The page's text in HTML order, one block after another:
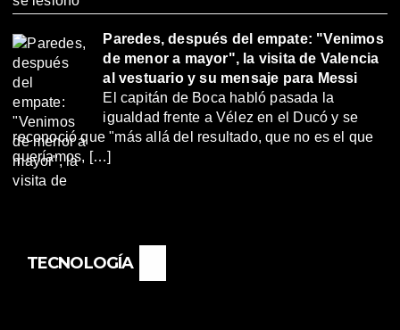
Paredes, después del empate: "Venimos
de menor a mayor", la visita de Valencia
al vestuario y su mensaje para Messi
El capitán de Boca habló pasada la
igualdad frente a Vélez en el Ducó y se
reconoció que "más allá del resultado, que no es el que
queríamos, […]
TECNOLOGÍA